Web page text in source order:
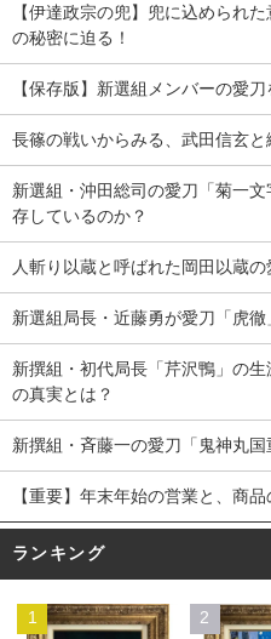
【伊達政宗の兜】兜に込められ
の秘密に迫る！
【保存版】新選組メンバーの愛
長篠の戦いからみる、武田信玄と
新選組・沖田総司の愛刀「菊一
存しているのか？
人斬り以蔵と呼ばれた岡田以蔵
新選組局長・近藤勇が愛刀「虎
新撰組・初代局長「芹沢鴨」の
の真実とは？
新撰組・斉藤一の愛刀「鬼神丸国
【重要】年末年始の営業と、商
ランキング
1 2